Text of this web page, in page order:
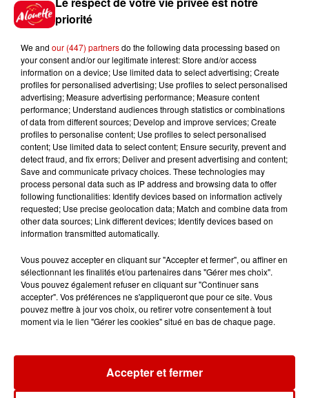
régions !
Gagnez vos places pour le
Festival du Roi Arthur 2026 !
Gagnez vos entrées pour le
Musée du Sport Automobile au
Mans !
Destination Vacances - Gagnez
votre séjour en famille au cœur
de la...
priorité
We and our (447) partnersdo the following data processing based on
your consent and/or our legitimate interest: Store and/or access
information on a device; Use limited data to select advertising; Create
profiles for personalised advertising; Use profiles to select personalised
advertising; Measure advertising performance; Measure content
performance; Understand audiences through statistics or combinations
of data from different sources; Develop and improve services; Create
profiles to personalise content; Use profiles to select personalised
content; Use limited data to select content; Ensure security, prevent and
detect fraud, and fix errors; Deliver and present advertising and content;
Save and communicate privacy choices. These technologies may
process personal data such as IP address and browsing data to offer
following functionalities: Identify devices based on information actively
requested; Use precise geolocation data; Match and combine data from
other data sources; Link different devices; Identify devices based on
information transmitted automatically.
Vous pouvez accepter en cliquant sur "Accepter et fermer", ou affiner en
sélectionnant les finalités et/ou partenaires dans "Gérer mes choix".
Vous pouvez également refuser en cliquant sur "Continuer sans
accepter". Vos préférences ne s'appliqueront que pour ce site. Vous
pouvez mettre à jour vos choix, ou retirer votre consentement à tout
moment via le lien "Gérer les cookies" situé en bas de chaque page.
Accepter et fermer